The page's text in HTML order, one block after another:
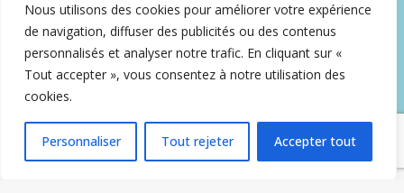
Nous utilisons des cookies pour améliorer votre expérience
de navigation, diffuser des publicités ou des contenus
personnalisés et analyser notre trafic. En cliquant sur «
Tout accepter », vous consentez à notre utilisation des
cookies.
Personnaliser Tout rejeter Accepter tout
FAQ
Qui sommes-nous ?
Politique de confidentialité
Suivez-nous